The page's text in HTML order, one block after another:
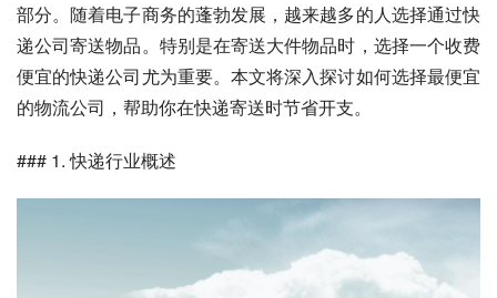
部分。随着电子商务的蓬勃发展，越来越多的人选择通过快
递公司寄送物品。特别是在寄送大件物品时，选择一个收费
便宜的快递公司尤为重要。本文将深入探讨如何选择最便宜
的物流公司，帮助你在快递寄送时节省开支。
### 1. 快递行业概述